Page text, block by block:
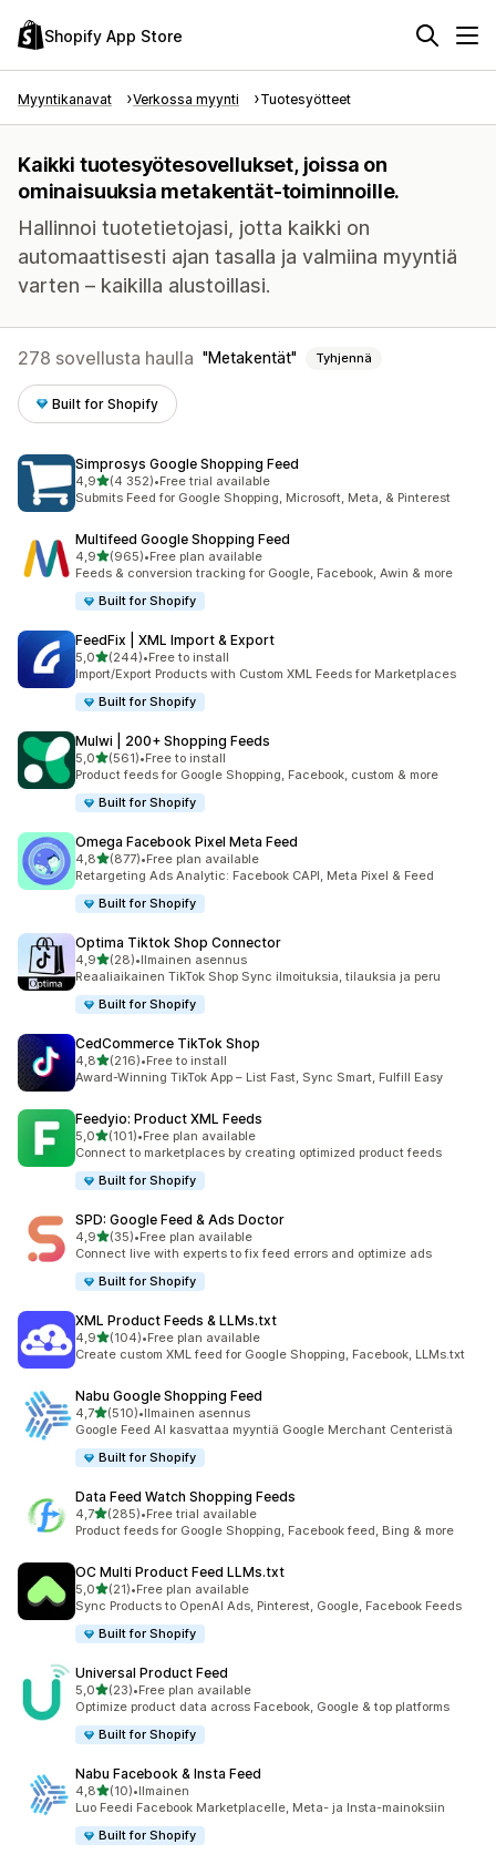
Shopify App Store
Myyntikanavat Verkossa myynti Tuotesyötteet
Kaikki tuotesyötesovellukset, joissa on
ominaisuuksia metakentät-toiminnoille.
Hallinnoi tuotetietojasi, jotta kaikki on
automaattisesti ajan tasalla ja valmiina myyntiä
varten – kaikilla alustoillasi.
278 sovellusta haulla Metakentät Tyhjennä
Built for Shopify
Simprosys Google Shopping Feed
4,9/ 5 tähteä
(4 352)
4352 arvostelua yhteensä
•Free trial available
Submits Feed for Google Shopping, Microsoft, Meta, & Pinterest
Multifeed Google Shopping Feed
4,9/ 5 tähteä
(965)
965 arvostelua yhteensä
•Free plan available
Feeds & conversion tracking for Google, Facebook, Awin & more
Built for Shopify
FeedFix | XML Import & Export
5,0/ 5 tähteä
(244)
244 arvostelua yhteensä
•Free to install
Import/Export Products with Custom XML Feeds for Marketplaces
Built for Shopify
Mulwi | 200+ Shopping Feeds
5,0/ 5 tähteä
(561)
561 arvostelua yhteensä
•Free to install
Product feeds for Google Shopping, Facebook, custom & more
Built for Shopify
Omega Facebook Pixel Meta Feed
4,8/ 5 tähteä
(877)
877 arvostelua yhteensä
•Free plan available
Retargeting Ads Analytic: Facebook CAPI, Meta Pixel & Feed
Built for Shopify
Optima Tiktok Shop Connector
4,9/ 5 tähteä
(28)
28 arvostelua yhteensä
•Ilmainen asennus
Reaaliaikainen TikTok Shop Sync ilmoituksia, tilauksia ja peru
Built for Shopify
CedCommerce TikTok Shop
4,8/ 5 tähteä
(216)
216 arvostelua yhteensä
•Free to install
Award-Winning TikTok App – List Fast, Sync Smart, Fulfill Easy
Feedyio: Product XML Feeds
5,0/ 5 tähteä
(101)
101 arvostelua yhteensä
•Free plan available
Connect to marketplaces by creating optimized product feeds
Built for Shopify
SPD: Google Feed & Ads Doctor
4,9/ 5 tähteä
(35)
35 arvostelua yhteensä
•Free plan available
Connect live with experts to fix feed errors and optimize ads
Built for Shopify
XML Product Feeds & LLMs.txt
4,9/ 5 tähteä
(104)
104 arvostelua yhteensä
•Free plan available
Create custom XML feed for Google Shopping, Facebook, LLMs.txt
Nabu Google Shopping Feed
4,7/ 5 tähteä
(510)
510 arvostelua yhteensä
•Ilmainen asennus
Google Feed AI kasvattaa myyntiä Google Merchant Centeristä
Built for Shopify
Data Feed Watch Shopping Feeds
4,7/ 5 tähteä
(285)
285 arvostelua yhteensä
•Free trial available
Product feeds for Google Shopping, Facebook feed, Bing & more
OC Multi Product Feed LLMs.txt
5,0/ 5 tähteä
(21)
21 arvostelua yhteensä
•Free plan available
Sync Products to OpenAI Ads, Pinterest, Google, Facebook Feeds
Built for Shopify
Universal Product Feed
5,0/ 5 tähteä
(23)
23 arvostelua yhteensä
•Free plan available
Optimize product data across Facebook, Google & top platforms
Built for Shopify
Nabu Facebook & Insta Feed
4,8/ 5 tähteä
(10)
10 arvostelua yhteensä
•Ilmainen
Luo Feedi Facebook Marketplacelle, Meta- ja Insta-mainoksiin
Built for Shopify